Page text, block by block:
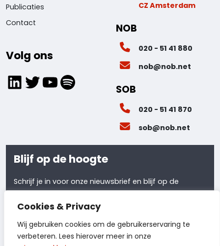
Cookies & Privacy
Wij gebruiken cookies om de gebruikerservaring te
verbeteren. Lees hierover meer in onze
Publicaties
Contact
Volg ons
LinkedIn
Twitter
YouTube
Spotify
CZ Amsterdam
NOB
020 - 51 41 880
nob@nob.net
SOB
020 - 51 41 870
sob@nob.net
Blijf op de hoogte
Schrijf je in voor onze nieuwsbrief en blijf op de
hoogte van al ons laatste nieuws.
Meld je aan